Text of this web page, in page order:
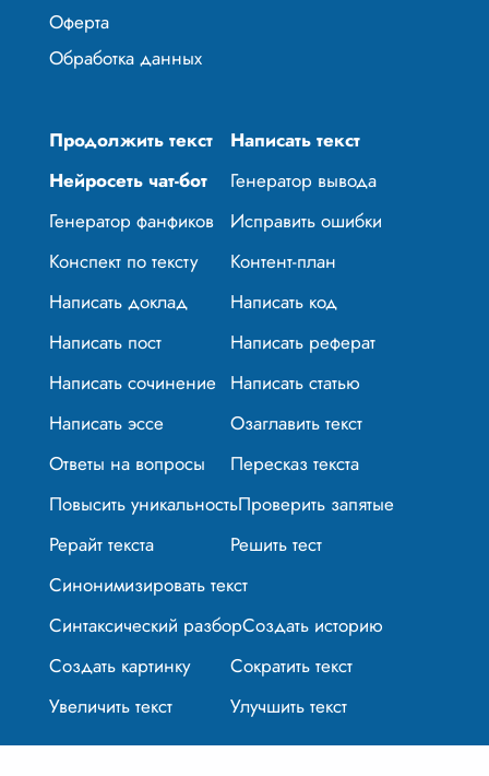
Оферта
Обработка данных
Продолжить текст
Написать текст
Нейросеть чат-бот
Генератор вывода
Генератор фанфиков
Исправить ошибки
Конспект по тексту
Контент-план
Написать доклад
Написать код
Написать пост
Написать реферат
Написать сочинение Написать статью
Написать эссе
Озаглавить текст
Ответы на вопросы
Пересказ текста
Повысить уникальностьПроверить запятые
Рерайт текста
Решить тест
Синонимизировать текст
Синтаксический разборСоздать историю
Создать картинку
Сократить текст
Увеличить текст
Улучшить текст